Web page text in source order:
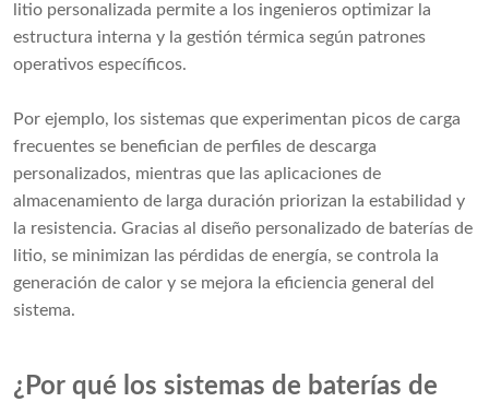
litio personalizada permite a los ingenieros optimizar la
estructura interna y la gestión térmica según patrones
operativos específicos.
Por ejemplo, los sistemas que experimentan picos de carga
frecuentes se benefician de perfiles de descarga
personalizados, mientras que las aplicaciones de
almacenamiento de larga duración priorizan la estabilidad y
la resistencia. Gracias al diseño personalizado de baterías de
litio, se minimizan las pérdidas de energía, se controla la
generación de calor y se mejora la eficiencia general del
sistema.
¿Por qué los sistemas de baterías de